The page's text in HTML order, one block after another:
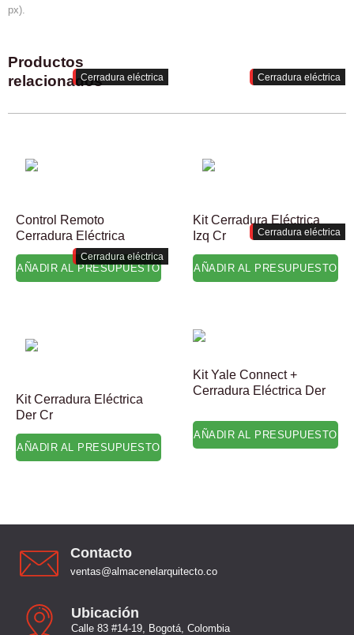
px).
Productos
relacionados
Control Remoto
Cerradura Eléctrica
Cerradura eléctrica
AÑADIR AL PRESUPUESTO
Kit Cerradura Eléctrica
Izq Cr
Cerradura eléctrica
AÑADIR AL PRESUPUESTO
Kit Cerradura Eléctrica
Der Cr
Cerradura eléctrica
AÑADIR AL PRESUPUESTO
Kit Yale Connect +
Cerradura Eléctrica Der
Cerradura eléctrica
AÑADIR AL PRESUPUESTO
Contacto
ventas@almacenelarquitecto.co
Ubicación
Calle 83 #14-19, Bogotá, Colombia